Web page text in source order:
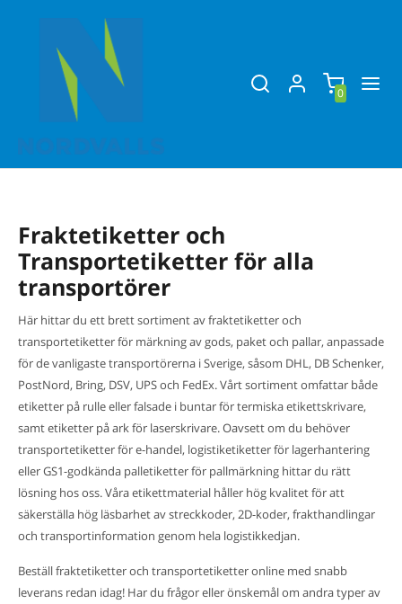
0
Fraktetiketter och
Transportetiketter för alla
transportörer
Här hittar du ett brett sortiment av fraktetiketter och
transportetiketter för märkning av gods, paket och pallar, anpassade
för de vanligaste transportörerna i Sverige, såsom DHL, DB Schenker,
PostNord, Bring, DSV, UPS och FedEx. Vårt sortiment omfattar både
etiketter på rulle eller falsade i buntar för termiska etikettskrivare,
samt etiketter på ark för laserskrivare. Oavsett om du behöver
transportetiketter för e-handel, logistiketiketter för lagerhantering
eller GS1-godkända palletiketter för pallmärkning hittar du rätt
lösning hos oss. Våra etikettmaterial håller hög kvalitet för att
säkerställa hög läsbarhet av streckkoder, 2D-koder, frakthandlingar
och transportinformation genom hela logistikkedjan.
Beställ fraktetiketter och transportetiketter online med snabb
leverans redan idag! Har du frågor eller önskemål om andra typer av